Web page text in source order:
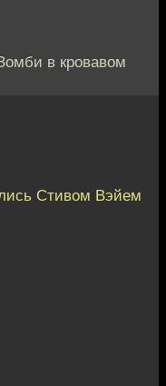
в кровавом
Стивом Вэйем